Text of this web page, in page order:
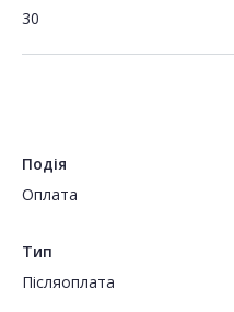
30
Подія
Оплата
Тип
Пiсляоплата